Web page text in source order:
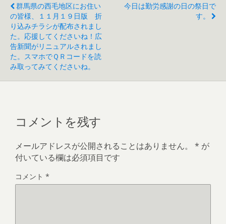
群馬県の西毛地区にお住い
の皆様、１１月１９日版 折
り込みチラシが配布されまし
た。応援してくださいね！広
告新聞がリニュアルされまし
た。スマホでＱＲコードを読
み取ってみてくださいね。
今日は勤労感謝の日の祭日で
す。
コメントを残す
メールアドレスが公開されることはありません。 * が
付いている欄は必須項目です
コメント *